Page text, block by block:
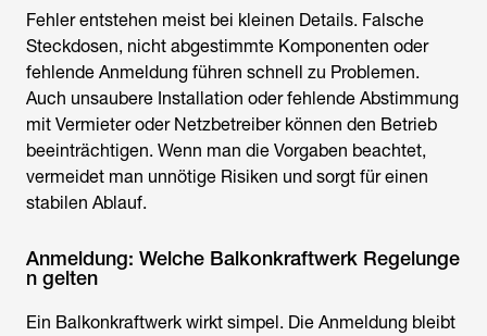
Fehler entstehen meist bei kleinen Details. Falsche
Steckdosen, nicht abgestimmte Komponenten oder
fehlende Anmeldung führen schnell zu Problemen.
Auch unsaubere Installation oder fehlende Abstimmung
mit Vermieter oder Netzbetreiber können den Betrieb
beeinträchtigen. Wenn man die Vorgaben beachtet,
vermeidet man unnötige Risiken und sorgt für einen
stabilen Ablauf.
Anmeldung: Welche Balkonkraftwerk Regelunge
n gelten
Ein Balkonkraftwerk wirkt simpel. Die Anmeldung bleibt